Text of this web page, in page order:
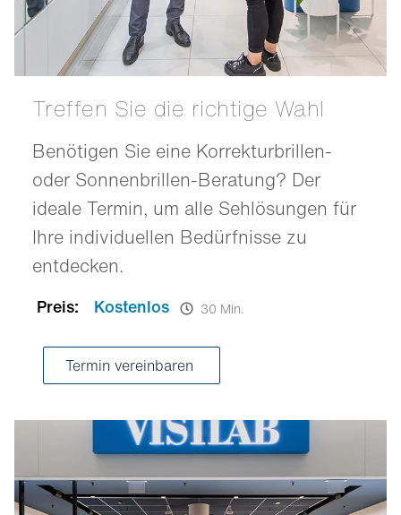
Treffen Sie die richtige Wahl
Benötigen Sie eine Korrekturbrillen-
oder Sonnenbrillen-Beratung? Der
ideale Termin, um alle Sehlösungen für
Ihre individuellen Bedürfnisse zu
entdecken.
Preis: Kostenlos 30 Min.
Termin vereinbaren